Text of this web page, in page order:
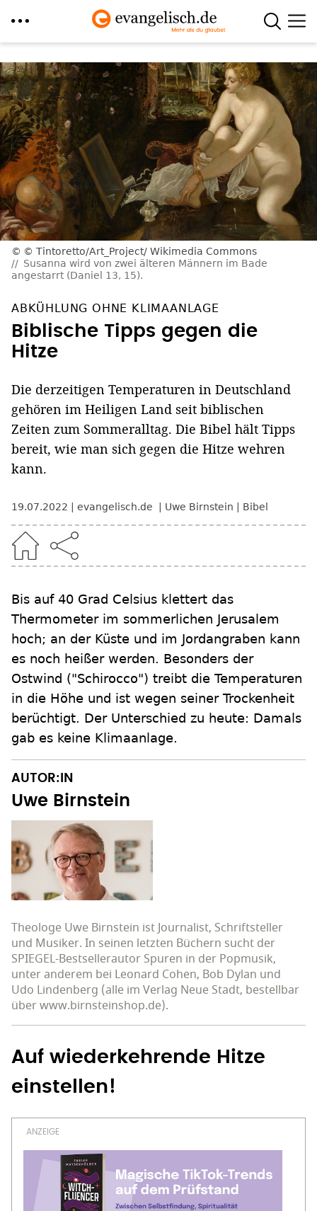
zum
Inhalt
© Tintoretto/Art_Project/ Wikimedia Commons
Susanna wird von zwei älteren Männern im Bade
angestarrt (Daniel 13, 15).
ABKÜHLUNG OHNE KLIMAANLAGE
Biblische Tipps gegen die
Hitze
Die derzeitigen Temperaturen in Deutschland
gehören im Heiligen Land seit biblischen
Zeiten zum Sommeralltag. Die Bibel hält Tipps
bereit, wie man sich gegen die Hitze wehren
kann.
19.07.2022 evangelisch.de Uwe Birnstein Bibel
Bis auf 40 Grad Celsius klettert das
Thermometer im sommerlichen Jerusalem
hoch; an der Küste und im Jordangraben kann
es noch heißer werden. Besonders der
Ostwind ("Schirocco") treibt die Temperaturen
in die Höhe und ist wegen seiner Trockenheit
berüchtigt. Der Unterschied zu heute: Damals
gab es keine Klimaanlage.
AUTOR:IN
Uwe Birnstein
Theologe Uwe Birnstein ist Journalist, Schriftsteller
und Musiker. In seinen letzten Büchern sucht der
SPIEGEL-Bestsellerautor Spuren in der Popmusik,
unter anderem bei Leonard Cohen, Bob Dylan und
Udo Lindenberg (alle im Verlag Neue Stadt, bestellbar
über www.birnsteinshop.de).
Auf wiederkehrende Hitze
einstellen!